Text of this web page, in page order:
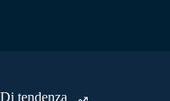
Di tendenza